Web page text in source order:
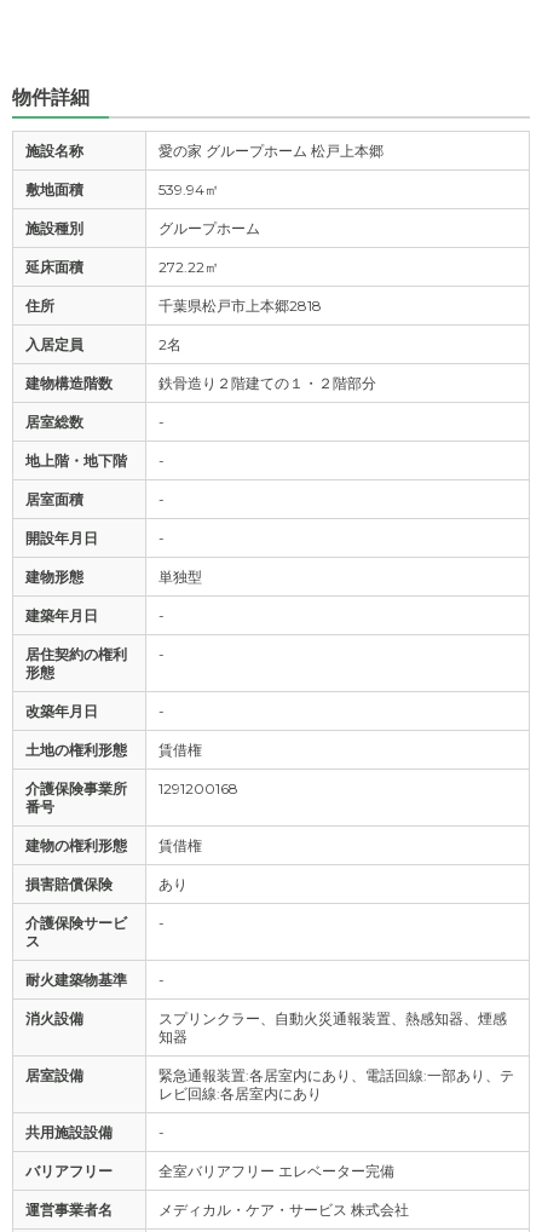
物件詳細
施設名称 愛の家 グループホーム 松戸上本郷
敷地面積 539.94㎡
施設種別 グループホーム
延床面積 272.22㎡
住所 千葉県松戸市上本郷2818
入居定員 2名
建物構造階数 鉄骨造り２階建ての１・２階部分
居室総数 -
地上階・地下階 -
居室面積 -
開設年月日 -
建物形態 単独型
建築年月日 -
居住契約の権利
形態
-
改築年月日 -
土地の権利形態 賃借権
介護保険事業所
番号
1291200168
建物の権利形態 賃借権
損害賠償保険 あり
介護保険サービ
ス
-
耐火建築物基準 -
消火設備
スプリンクラー、自動火災通報装置、熱感知器、煙感
知器
居室設備
緊急通報装置:各居室内にあり、電話回線:一部あり、テ
レビ回線:各居室内にあり
共用施設設備 -
バリアフリー 全室バリアフリー エレベーター完備
運営事業者名 メディカル・ケア・サービス 株式会社